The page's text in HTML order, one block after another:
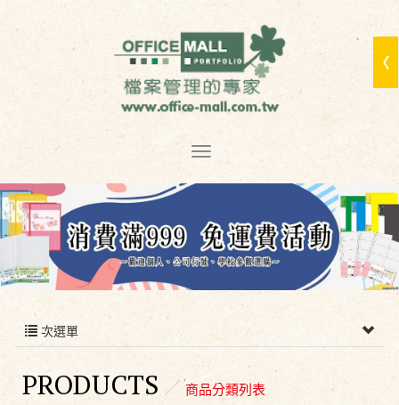
次選單
PRODUCTS 商品分類列表